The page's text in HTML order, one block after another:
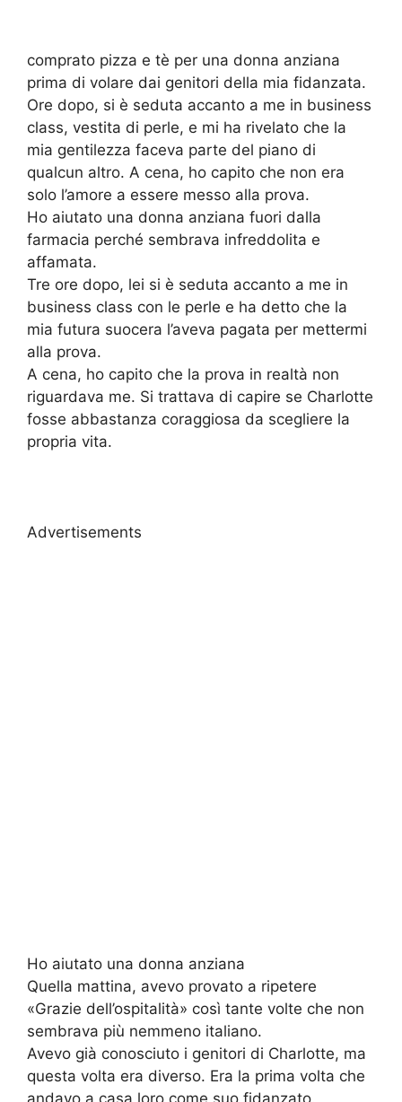
comprato pizza e tè per una donna anziana
prima di volare dai genitori della mia fidanzata.
Ore dopo, si è seduta accanto a me in business
class, vestita di perle, e mi ha rivelato che la
mia gentilezza faceva parte del piano di
qualcun altro. A cena, ho capito che non era
solo l’amore a essere messo alla prova.
Ho aiutato una donna anziana fuori dalla
farmacia perché sembrava infreddolita e
affamata.
Tre ore dopo, lei si è seduta accanto a me in
business class con le perle e ha detto che la
mia futura suocera l’aveva pagata per mettermi
alla prova.
A cena, ho capito che la prova in realtà non
riguardava me. Si trattava di capire se Charlotte
fosse abbastanza coraggiosa da scegliere la
propria vita.
Advertisements
Ho aiutato una donna anziana
Quella mattina, avevo provato a ripetere
«Grazie dell’ospitalità» così tante volte che non
sembrava più nemmeno italiano.
Avevo già conosciuto i genitori di Charlotte, ma
questa volta era diverso. Era la prima volta che